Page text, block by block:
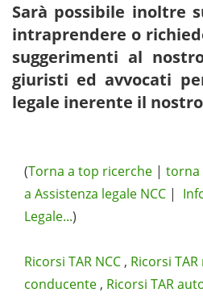
Sarà possibile inoltre
intraprendere o
suggerimenti al
giuristi ed avvocati
legale inerente il
(Torna a top ricerche | torna
a Assistenza legale NCC |
Legale...)
Ricorsi TAR NCC , Ricorsi
conducente , Ricorsi TAR